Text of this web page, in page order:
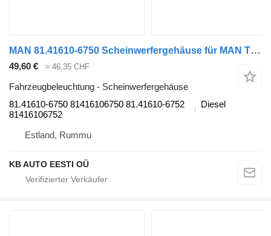
MAN 81.41610-6750 Scheinwerfergehäuse für MAN TGL, TGM, TGS, TGX (2005-2021) LKW
49,60 € ≈ 46,35 CHF
Fahrzeugbeleuchtung - Scheinwerfergehäuse
81.41610-6750 81416106750 81.41610-6752
81416106752
Diesel
Estland, Rummu
KB AUTO EESTI OÜ